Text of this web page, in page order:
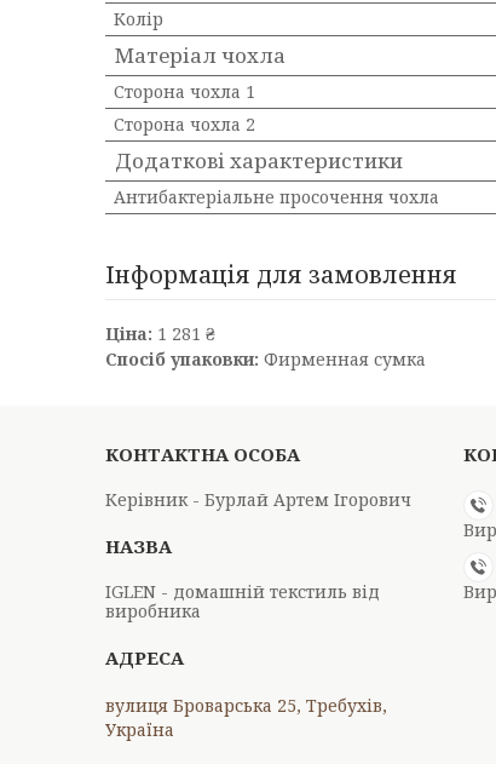
Колір
Матеріал чохла
Сторона чохла 1
Сторона чохла 2
Додаткові характеристики
Антибактеріальне просочення чохла
Інформація для замовлення
Ціна: 1 281 ₴
Спосіб упаковки: Фирменная сумка
Керівник - Бурлай Артем Ігорович
IGLEN - домашній текстиль від
виробника
вулиця Броварська 25, Требухів,
Україна